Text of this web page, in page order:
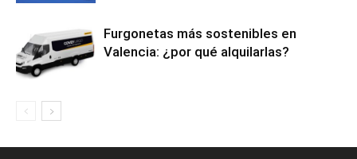
Furgonetas más sostenibles en
Valencia: ¿por qué alquilarlas?